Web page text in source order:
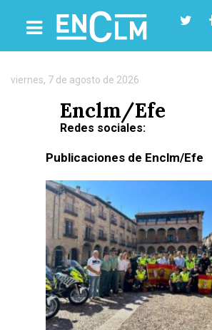
Enclm/Efe
Presiona Intro para buscar o ESC
viernes, 7 de agosto de 2026
Enclm/Efe
Redes sociales:
Publicaciones de Enclm/Efe